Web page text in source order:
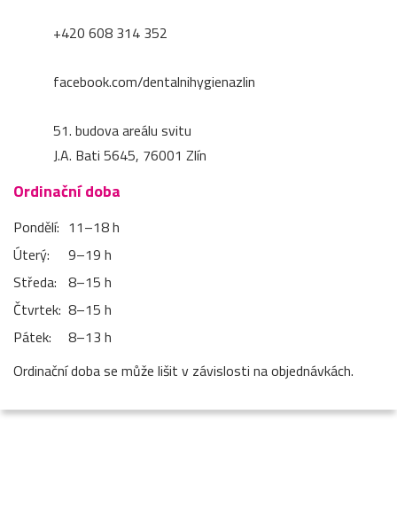
+420 608 314 352
facebook.com/dentalnihygienazlin
51. budova areálu svitu
J.A. Bati 5645, 76001 Zlín
Ordinační doba
Pondělí: 11–⁠18 h
Úterý:
9–⁠19 h
Středa: 8–⁠15 h
Čtvrtek: 8–⁠15 h
Pátek:
8–⁠13 h
Ordinační doba se může lišit v závislosti na objednávkách.